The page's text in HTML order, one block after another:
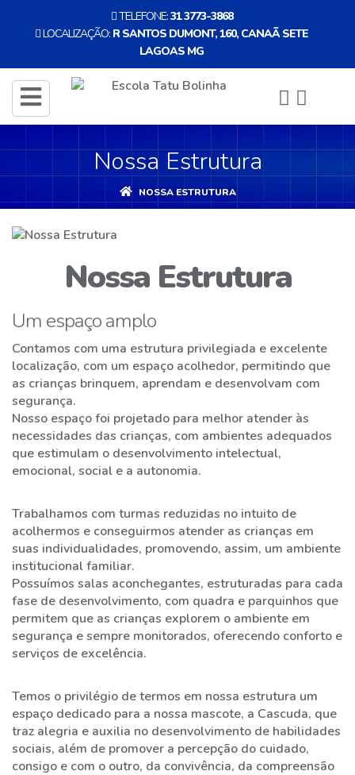
TELEFONE:31 3773-3868
LOCALIZAÇÃO: R SANTOS DUMONT, 160, CANAÃ SETE
LAGOAS MG
toggle
navigation
CADASTRE-
INÍCIO
EDUCAÇÃO
NOSSA
ESTRUTURA
DIFERENCIAIS
DO
TATU
ATIVIDADES
NOTÍCIAS/ATUALIDADES
NOSSOS
EVENTOS
AGENDAR
FALE
COM
Nossa Estrutura
NOSSA ESTRUTURA
Nossa Estrutura
Um espaço amplo
Contamos com uma estrutura privilegiada e excelente
localização, com um espaço acolhedor, permitindo que
as crianças brinquem, aprendam e desenvolvam com
segurança.
Nosso espaço foi projetado para melhor atender às
necessidades das crianças, com ambientes adequados
que estimulam o desenvolvimento intelectual,
emocional, social e a autonomia.
Trabalhamos com turmas reduzidas no intuito de
acolhermos e conseguirmos atender as crianças em
suas individualidades, promovendo, assim, um ambiente
institucional familiar.
Possuímos salas aconchegantes, estruturadas para cada
fase de desenvolvimento, com quadra e parquinhos que
permitem que as crianças explorem o ambiente em
segurança e sempre monitorados, oferecendo conforto e
serviços de excelência.
Temos o privilégio de termos em nossa estrutura um
espaço dedicado para a nossa mascote, a Cascuda, que
traz alegria e auxilia no desenvolvimento de habilidades
sociais, além de promover a percepção do cuidado,
consigo e com o outro, da convivência, da compreensão